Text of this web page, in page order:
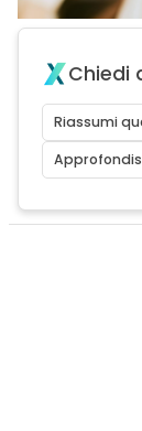
Chiedi
Riassumi